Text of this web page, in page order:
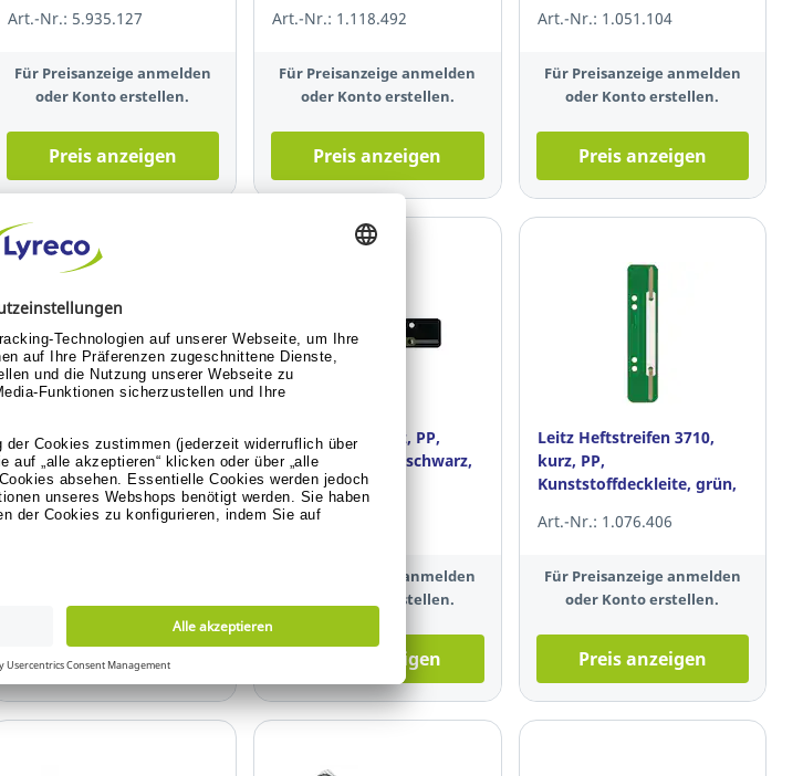
Art.-Nr.: 5.935.127
Für Preisanzeige anmelden
oder Konto erstellen.
Preis anzeigen
Art.-Nr.: 1.118.492
Für Preisanzeige anmelden
oder Konto erstellen.
Preis anzeigen
Art.-Nr.: 1.051.104
Für Preisanzeige anmelden
oder Konto erstellen.
Preis anzeigen
DJOIS Sichttasche, A4,
selbstklebend, 10 Stück
Art.-Nr.: 176.985
Preis anzeigen
Heftstreifen, kurz, PP,
Metalldeckleiste, schwarz,
25 Stück
Art.-Nr.: 1.118.548
Für Preisanzeige anmelden
oder Konto erstellen.
Preis anzeigen
Leitz Heftstreifen 3710,
kurz, PP,
Kunststoffdeckleite, grün,
Art.-Nr.: 1.076.406
Für Preisanzeige anmelden
oder Konto erstellen.
Preis anzeigen